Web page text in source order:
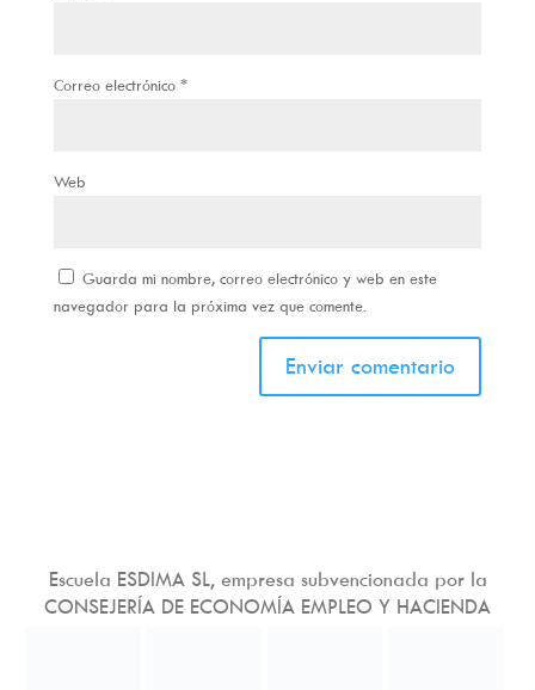
Correo electrónico *
Web
Guarda mi nombre, correo electrónico y web en este
navegador para la próxima vez que comente.
Escuela ESDIMA SL, empresa subvencionada por la
CONSEJERÍA DE ECONOMÍA EMPLEO Y HACIENDA